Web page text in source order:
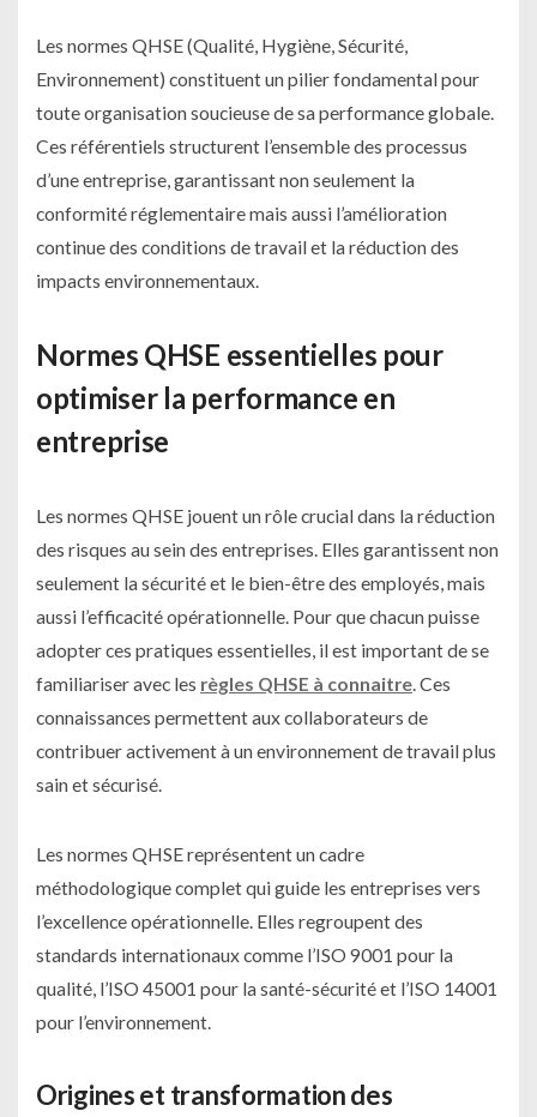
Les normes QHSE (Qualité, Hygiène, Sécurité,
Environnement) constituent un pilier fondamental pour
toute organisation soucieuse de sa performance globale.
Ces référentiels structurent l’ensemble des processus
d’une entreprise, garantissant non seulement la
conformité réglementaire mais aussi l’amélioration
continue des conditions de travail et la réduction des
impacts environnementaux.
Normes QHSE essentielles pour
optimiser la performance en
entreprise
Les normes QHSE jouent un rôle crucial dans la réduction
des risques au sein des entreprises. Elles garantissent non
seulement la sécurité et le bien-être des employés, mais
aussi l’efficacité opérationnelle. Pour que chacun puisse
adopter ces pratiques essentielles, il est important de se
familiariser avec les règles QHSE à connaitre. Ces
connaissances permettent aux collaborateurs de
contribuer activement à un environnement de travail plus
sain et sécurisé.
Les normes QHSE représentent un cadre
méthodologique complet qui guide les entreprises vers
l’excellence opérationnelle. Elles regroupent des
standards internationaux comme l’ISO 9001 pour la
qualité, l’ISO 45001 pour la santé-sécurité et l’ISO 14001
pour l’environnement.
Origines et transformation des